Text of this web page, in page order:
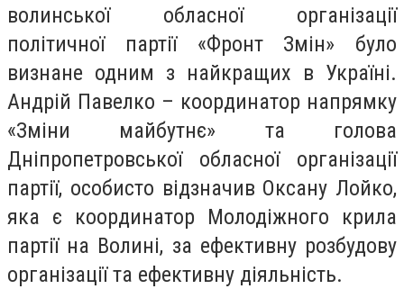
волинської обласної організації
політичної партії «Фронт Змін» було
визнане одним з найкращих в Україні.
Андрій Павелко – координатор напрямку
«Зміни майбутнє» та голова
Дніпропетровської обласної організації
партії, особисто відзначив Оксану Лойко,
яка є координатор Молодіжного крила
партії на Волині, за ефективну розбудову
організації та ефективну діяльність.